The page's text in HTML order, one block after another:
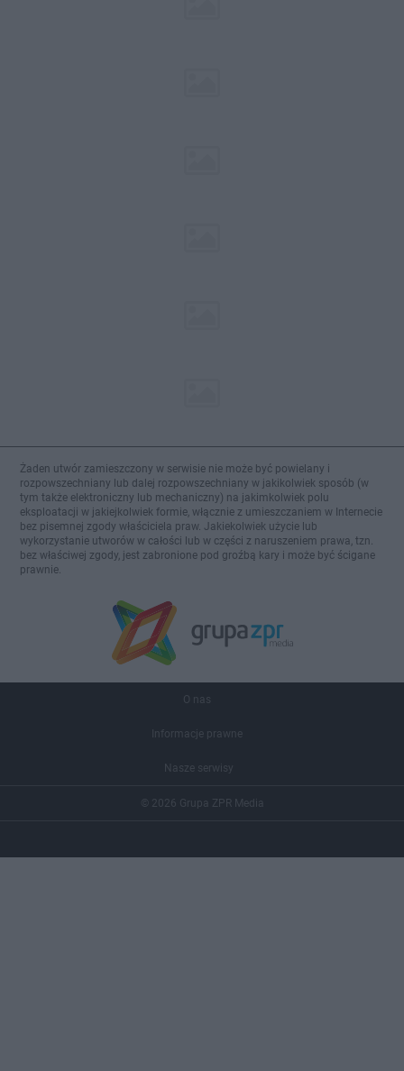
Żaden utwór zamieszczony w serwisie nie może być powielany i
rozpowszechniany lub dalej rozpowszechniany w jakikolwiek sposób (w
tym także elektroniczny lub mechaniczny) na jakimkolwiek polu
eksploatacji w jakiejkolwiek formie, włącznie z umieszczaniem w Internecie
bez pisemnej zgody właściciela praw. Jakiekolwiek użycie lub
wykorzystanie utworów w całości lub w części z naruszeniem prawa, tzn.
bez właściwej zgody, jest zabronione pod groźbą kary i może być ścigane
prawnie.
O nas
Informacje prawne
Nasze serwisy
© 2026 Grupa ZPR Media